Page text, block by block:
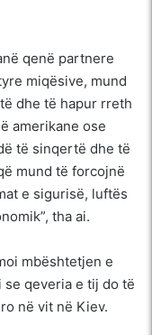
qenë partnere
miqësive, mund
dhe të hapur rreth
amerikane ose
të sinqertë dhe të
mund të forcojnë
e sigurisë, luftës
tha ai.
mbështetjen e
qeveria e tij do të
në vit në Kiev.